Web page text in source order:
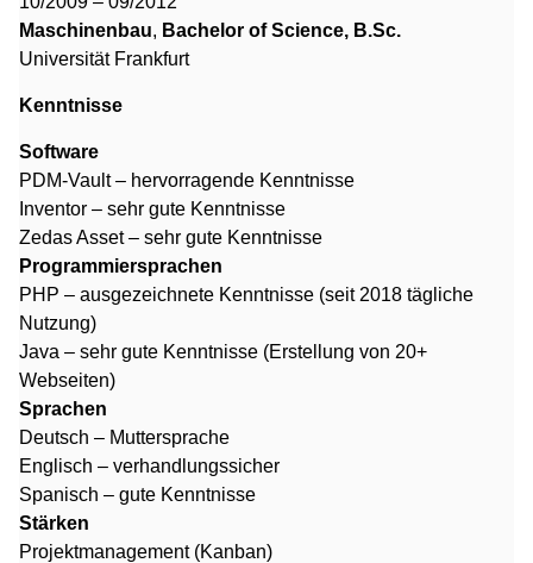
Maschinenbau, Bachelor of Science, B.Sc.
Universität Frankfurt
Kenntnisse
Software
PDM-Vault – hervorragende Kenntnisse
Inventor – sehr gute Kenntnisse
Zedas Asset – sehr gute Kenntnisse
Programmiersprachen
PHP – ausgezeichnete Kenntnisse (seit 2018 tägliche
Nutzung)
Java – sehr gute Kenntnisse (Erstellung von 20+
Webseiten)
Sprachen
Deutsch – Muttersprache
Englisch – verhandlungssicher
Spanisch – gute Kenntnisse
Stärken
Projektmanagement (Kanban)